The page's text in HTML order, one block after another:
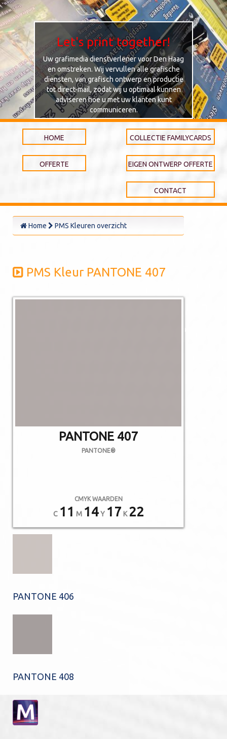
Let's print together!
Uw grafimedia dienstverlener voor Den Haag
en omstreken. Wij vervullen alle grafische
diensten, van grafisch ontwerp en productie
tot direct-mail, zodat wij u optimaal kunnen
adviseren hoe u met uw klanten kunt
communiceren.
HOME
OFFERTE
COLLECTIE FAMILYCARDS
EIGEN ONTWERP OFFERTE
CONTACT
Home PMS Kleuren overzicht
PMS Kleur PANTONE 407
PANTONE 407
PANTONE®
CMYK WAARDEN
C 11 M 14Y 17 K22
PANTONE 406
PANTONE 408